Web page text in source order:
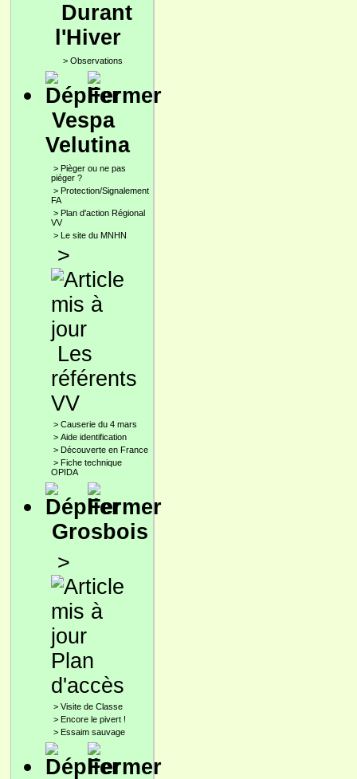
Durant
l'Hiver
> Observations
Vespa
Velutina
> Pièger ou ne pas
piéger ?
> Protection/Signalement
FA
> Plan d'action Régional
VV
> Le site du MNHN
>
Les
référents
VV
> Causerie du 4 mars
> Aide identification
> Découverte en France
> Fiche technique
OPIDA
Grosbois
>
Plan
d'accès
> Visite de Classe
> Encore le pivert !
> Essaim sauvage